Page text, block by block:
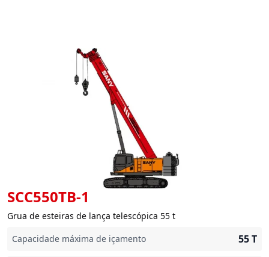
SCC550TB-1
Grua de esteiras de lança telescópica 55 t
Capacidade máxima de içamento
55T